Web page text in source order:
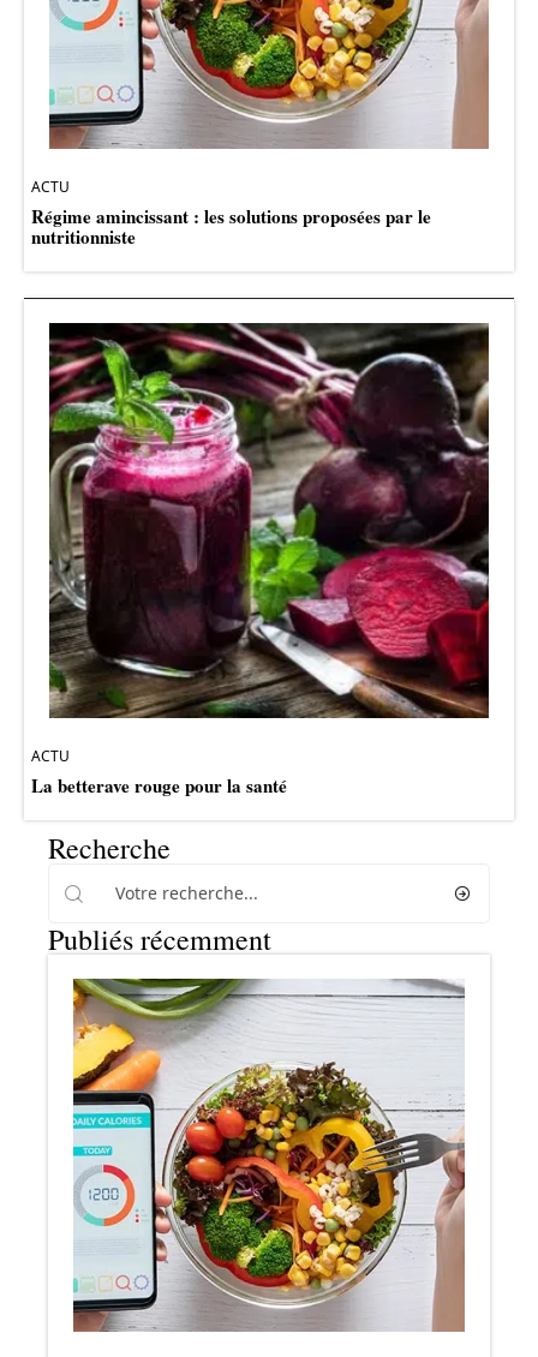
ACTU
Régime amincissant : les solutions proposées par le
nutritionniste
ACTU
La betterave rouge pour la santé
Recherche
Publiés récemment